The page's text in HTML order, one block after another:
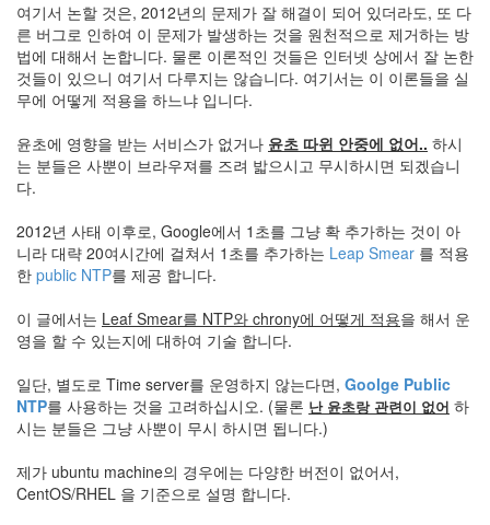
여기서 논할 것은, 2012년의 문제가 잘 해결이 되어 있더라도, 또 다
른 버그로 인하여 이 문제가 발생하는 것을 원천적으로 제거하는 방
법에 대해서 논합니다. 물론 이론적인 것들은 인터넷 상에서 잘 논한
것들이 있으니 여기서 다루지는 않습니다. 여기서는 이 이론들을 실
무에 어떻게 적용을 하느냐 입니다.
윤초에 영향을 받는 서비스가 없거나 윤초 따윈 안중에 없어.. 하시
는 분들은 사뿐이 브라우져를 즈려 밟으시고 무시하시면 되겠습니
다.
2012년 사태 이후로, Google에서 1초를 그냥 확 추가하는 것이 아
니라 대략 20여시간에 걸쳐서 1초를 추가하는 Leap Smear 를 적용
한 public NTP를 제공 합니다.
이 글에서는 Leaf Smear를 NTP와 chrony에 어떻게 적용을 해서 운
영을 할 수 있는지에 대하여 기술 합니다.
일단, 별도로 Time server를 운영하지 않는다면, Goolge Public
NTP를 사용하는 것을 고려하십시오. (물론 난 윤초랑 관련이 없어 하
시는 분들은 그냥 사뿐이 무시 하시면 됩니다.)
제가 ubuntu machine의 경우에는 다양한 버전이 없어서,
CentOS/RHEL 을 기준으로 설명 합니다.